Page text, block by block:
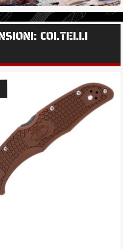
COLTELLI